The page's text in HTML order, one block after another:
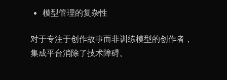
模型管理的复杂性
对于专注于创作故事而非训练模型的创作者，
集成平台消除了技术障碍。